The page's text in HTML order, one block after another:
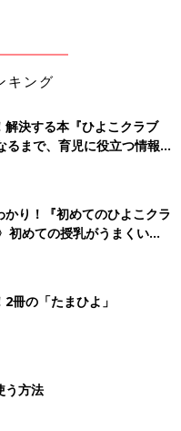
10代の学生だった頃、社会
。
さすが！ 社会人のデート
ら待ち合わせ場所で待っ
もに登場した車のフロン
ラメの入ったギンギラの
音でかかっていました。
車内土禁だから。靴脱い
あります」
たらクチャラーでした。
ころか嫌いになりそうで
キング
決する本『ひよこクラブ
まで、育児に役立つ情報が
り！『初めてのひよこクラ
初めての授乳がうまくい
本と夏のトラブル 解決テ
冊の「たまひよ」
う方法